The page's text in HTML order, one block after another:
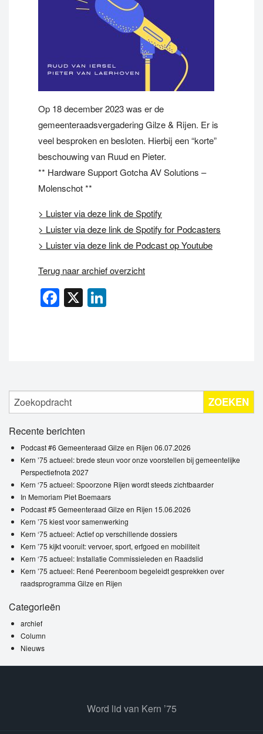
Op 18 december 2023 was er de
gemeenteraadsvergadering Gilze & Rijen. Er is
veel besproken en besloten. Hierbij een “korte”
beschouwing van Ruud en Pieter.
** Hardware Support Gotcha AV Solutions –
Molenschot **
> Luister via deze link de Spotify
> Luister via deze link de Spotify for Podcasters
> Luister via deze link de Podcast op Youtube
Terug naar archief overzicht
Facebook
X
ZOEKEN
Recente berichten
Podcast #6 Gemeenteraad Gilze en Rijen 06.07.2026
Kern ’75 actueel: brede steun voor onze voorstellen bij gemeentelijke
Perspectiefnota 2027
Kern ‘75 actueel: Spoorzone Rijen wordt steeds zichtbaarder
In Memoriam Piet Boemaars
Podcast #5 Gemeenteraad Gilze en Rijen 15.06.2026
Kern ’75 kiest voor samenwerking
Kern ‘75 actueel: Actief op verschillende dossiers
Kern ’75 kijkt vooruit: vervoer, sport, erfgoed en mobiliteit
Kern ‘75 actueel: Installatie Commissieleden en Raadslid
Kern ’75 actueel: René Peerenboom begeleidt gesprekken over
raadsprogramma Gilze en Rijen
Categorieën
archief
Column
Nieuws
Word lid van Kern ’75